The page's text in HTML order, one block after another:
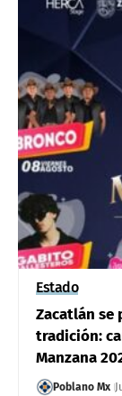
Estado
Zacatlán se
tradición:
Manzana
Poblano Mx